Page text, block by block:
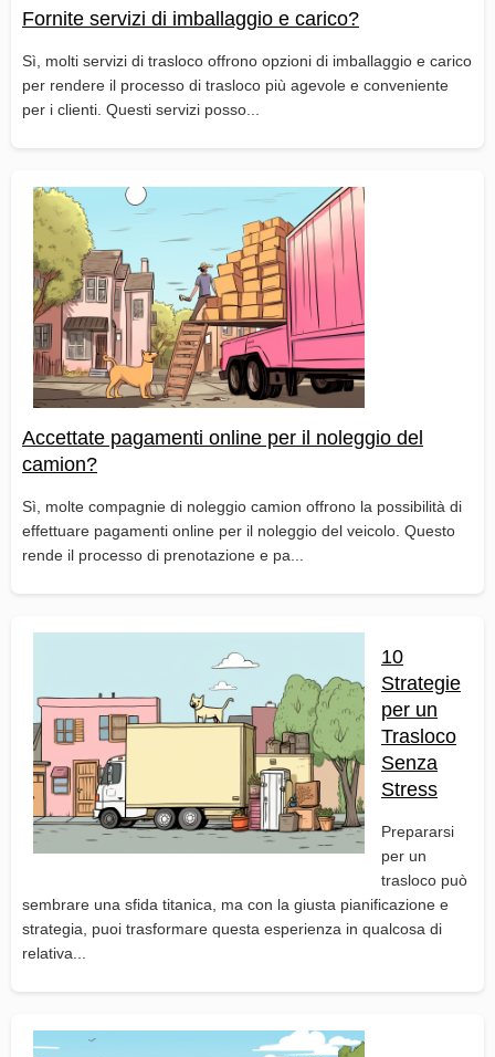
Fornite servizi di imballaggio e carico?
Sì, molti servizi di trasloco offrono opzioni di imballaggio e carico
per rendere il processo di trasloco più agevole e conveniente
per i clienti. Questi servizi posso...
Accettate pagamenti online per il noleggio del
camion?
Sì, molte compagnie di noleggio camion offrono la possibilità di
effettuare pagamenti online per il noleggio del veicolo. Questo
rende il processo di prenotazione e pa...
10
Strategie
per un
Trasloco
Senza
Stress
Prepararsi
per un
trasloco può
sembrare una sfida titanica, ma con la giusta pianificazione e
strategia, puoi trasformare questa esperienza in qualcosa di
relativa...